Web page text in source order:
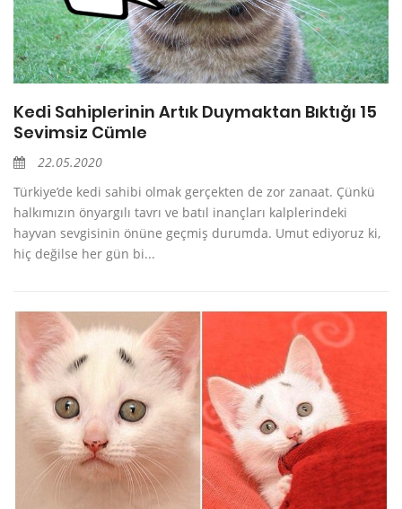
Kedi Sahiplerinin Artık Duymaktan Bıktığı 15
Sevimsiz Cümle
22.05.2020
Türkiye’de kedi sahibi olmak gerçekten de zor zanaat. Çünkü
halkımızın önyargılı tavrı ve batıl inançları kalplerindeki
hayvan sevgisinin önüne geçmiş durumda. Umut ediyoruz ki,
hiç değilse her gün bi...